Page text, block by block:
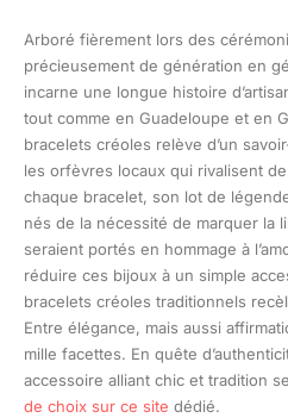
Arboré fièrement lors des
précieusement de génération en
incarne une longue histoire
tout comme en Guadeloupe et en
bracelets créoles relève d’un
les orfèvres locaux qui rivalisent
chaque bracelet, son lot de
nés de la nécessité de marquer la
seraient portés en hommage à
réduire ces bijoux à un simple
bracelets créoles traditionnels
Entre élégance, mais aussi
mille facettes. En quête
accessoire alliant chic et tradition
de choix sur ce site dédié.